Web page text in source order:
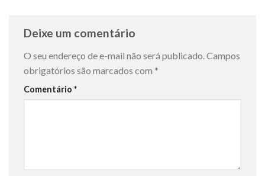
Deixe um comentário
O seu endereço de e-mail não será publicado. Campos
obrigatórios são marcados com *
Comentário *